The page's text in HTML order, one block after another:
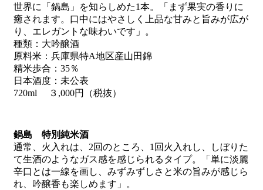
世界に「鍋島」を知らしめた1本。「まず果実の香りに
癒されます。口中にはやさしく上品な甘みと旨みが広が
り、エレガントな味わいです」。
種類：大吟醸酒
原料米：兵庫県特A地区産山田錦
精米歩合：35％
日本酒度：未公表
720ml ３,000円（税抜）
鍋島 特別純米酒
通常、火入れは、2回のところ、1回火入れし、しぼりた
て生酒のようなガス感を感じられるタイプ。「単に淡麗
辛口とは一線を画し、みずみずしさと米の旨みが感じら
れ、吟醸香も楽しめます」。